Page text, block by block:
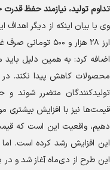
تداوم تولید، نیازمند حفظ
وی با بیان اینکه از دیگر
ارز ۲۸ هزار و
اضافه کرد: به همین دلیل باید
محصولات کاهش پیدا نکند.
تولیدکنندگان متضرر شوند
قیمت‌ها نیز با افزایش بیشتری
دهیم، واقعیت این است که
این افزایش رشد کرده است.
این طرح از دی‌ماه آغاز شد و در